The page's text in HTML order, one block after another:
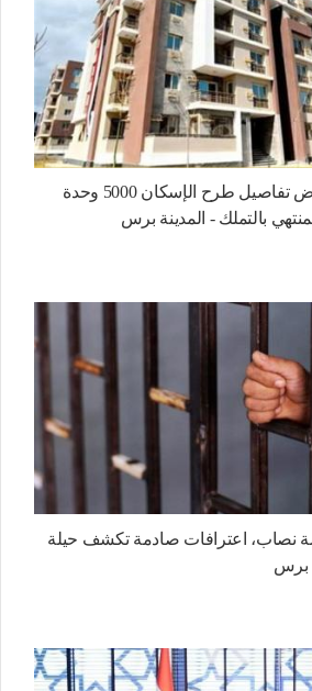
مجلس الوزراء يستعرض تفاصيل طرح الإسكان 5000 وحدة
بالتملك - المدينة برس
نصاب، اعترافات صادمة تكشف حيلة
برس